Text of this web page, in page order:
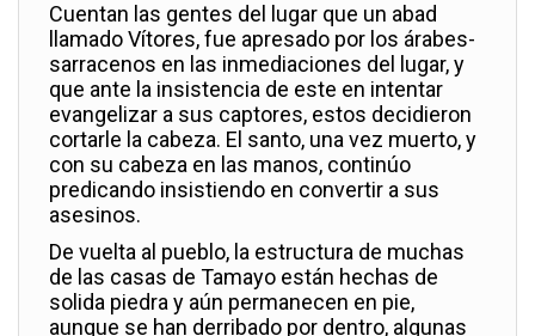
Cuentan las gentes del lugar que un abad
llamado Vítores, fue apresado por los árabes-
sarracenos en las inmediaciones del lugar, y
que ante la insistencia de este en intentar
evangelizar a sus captores, estos decidieron
cortarle la cabeza. El santo, una vez muerto, y
con su cabeza en las manos, continúo
predicando insistiendo en convertir a sus
asesinos.
De vuelta al pueblo, la estructura de muchas
de las casas de Tamayo están hechas de
solida piedra y aún permanecen en pie,
aunque se han derribado por dentro, algunas